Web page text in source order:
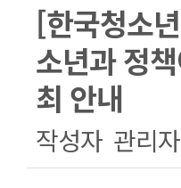
[한국청소
소년과 정
최 안내
작성자 관리자